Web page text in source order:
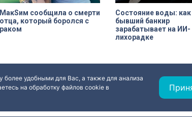
МакSим сообщила о смерти
отца, который боролся с
раком
Состояние воды: как
бывший банкир
зарабатывает на ИИ-
лихорадке
удобными для Вас, а также для анализа
на обработку файлов cookie в